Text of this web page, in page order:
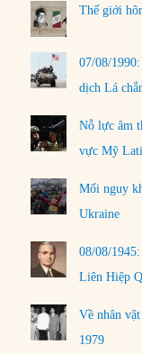
Thế giới
07/08/
dịch Lá
Nỗ lực âm
vực Mỹ
Mối nguy
Ukraine
08/08/
Liên Hiệp
Về nhân
1979